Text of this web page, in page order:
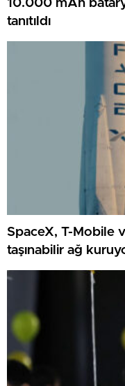
10.000 mAh
tanıtıldı
SpaceX, T-Mobile
taşınabilir ağ